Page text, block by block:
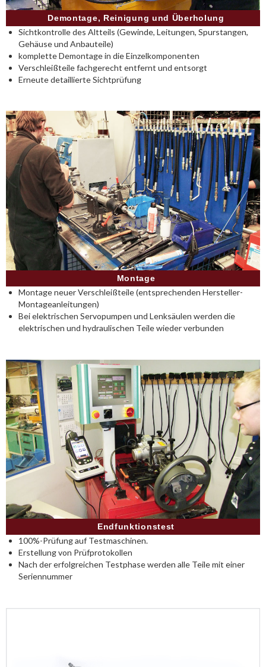
Demontage, Reinigung und Überholung
Sichtkontrolle des Altteils (Gewinde, Leitungen, Spurstangen,
Gehäuse und Anbauteile)
komplette Demontage in die Einzelkomponenten
Verschleißteile fachgerecht entfernt und entsorgt
Erneute detaillierte Sichtprüfung
Montage
Montage neuer Verschleißteile (entsprechenden Hersteller-
Montageanleitungen)
Bei elektrischen Servopumpen und Lenksäulen werden die
elektrischen und hydraulischen Teile wieder verbunden
Endfunktionstest
100%-Prüfung auf Testmaschinen.
Erstellung von Prüfprotokollen
Nach der erfolgreichen Testphase werden alle Teile mit einer
Seriennummer